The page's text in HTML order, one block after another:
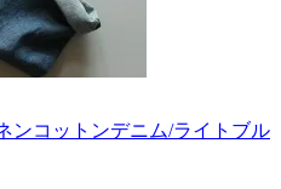
ンコットンデニム/ライトブル